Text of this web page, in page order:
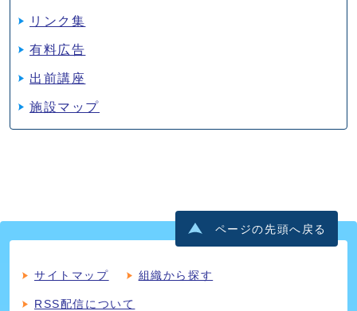
リンク集
有料広告
出前講座
施設マップ
ページの先頭へ戻る
サイトマップ 組織から探す
RSS配信について